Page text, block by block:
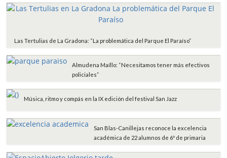
Las Tertulias de La Gradona: “La problemática del Parque El Paraíso”
Almudena Maíllo: “Necesitamos tener más efectivos
policiales”
Música, ritmo y compás en la IX edición del festival San Jazz
San Blas-Canillejas reconoce la excelencia
académica de 22 alumnos de 6º de primaria